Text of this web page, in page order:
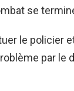
se
le policier
par le